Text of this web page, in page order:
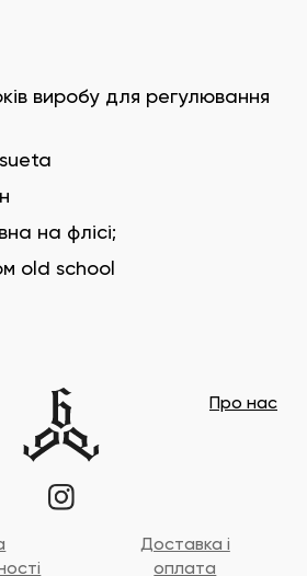
виробу для регулювання
на флісі;
old school
Про нас
Доставка і
оплата